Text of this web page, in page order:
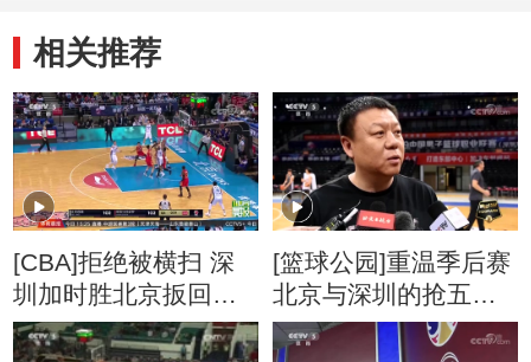
相关推荐
[CBA]拒绝被横扫 深
圳加时胜北京扳回一
城
[篮球公园]重温季后赛
北京与深圳的抢五大
战